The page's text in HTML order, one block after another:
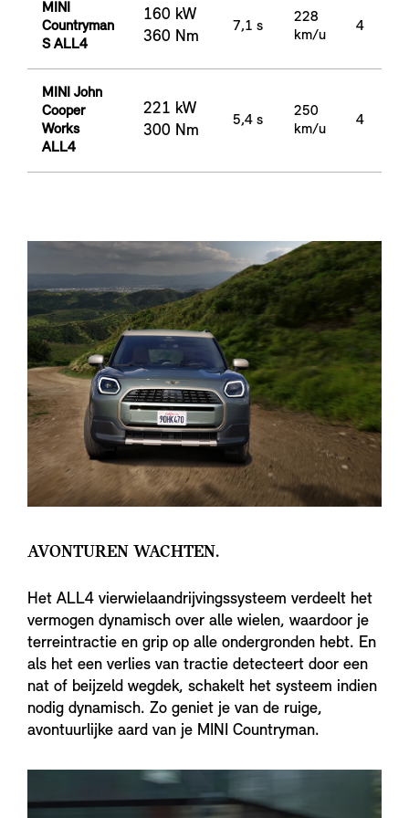
MINI
Countryman
S ALL4
160 kW
360 Nm
7,1 s
228
km/u
4
MINI John
Cooper
Works
ALL4
221 kW
300 Nm
5,4 s
250
km/u
4
AVONTUREN WACHTEN.
Het ALL4 vierwielaandrijvingssysteem verdeelt het
vermogen dynamisch over alle wielen, waardoor je
terreintractie en grip op alle ondergronden hebt. En
als het een verlies van tractie detecteert door een
nat of beijzeld wegdek, schakelt het systeem indien
nodig dynamisch. Zo geniet je van de ruige,
avontuurlijke aard van je MINI Countryman.